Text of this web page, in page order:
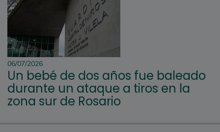
06/07/2026
Un bebé de dos años fue baleado
durante un ataque a tiros en la
zona sur de Rosario